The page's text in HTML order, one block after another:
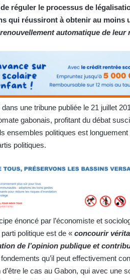
réguler le processus de
qui réussiront à obtenir au
renouvellement automatique de leur
dans une tribune publiée le 21 juillet
gabonais, profitant du débat
ensembles politiques est
politiques.
énoncé par l’économiste et
politique est de « concourir
de l’opinion publique et
qu’il peut effectivement
le cas au Gabon, qui avec une